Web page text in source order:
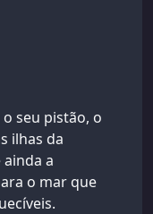
seu pistão, o
ilhas da
a
o mar que